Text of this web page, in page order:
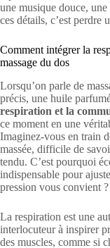
une musique douce,
ces détails, c’est perdre
Comment intégrer la
massage du dos
Lorsqu’on parle de
précis, une huile
respiration et la
ce moment en une
Imaginez-vous en train
massée, difficile de
tendu. C’est pourquoi
indispensable pour
pression vous convient
La respiration est une
interlocuteur à inspirer
des muscles, comme si